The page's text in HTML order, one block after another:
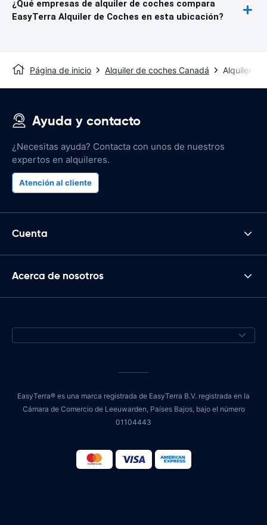
¿Qué empresas de alquiler de coches compara
EasyTerra Alquiler de Coches en esta ubicación?
Página de inicio Alquiler de coches Canadá Alquiler de
Ayuda y contacto
¿Necesitas ayuda? Contacta con unos de nuestros
expertos en alquileres.
Atención al cliente
Cuenta
Acerca de nosotros
EasyTerra® es una marca registrada de EasyTerra B.V. registrada en la
Cámara de Comercio de Leeuwarden, Países Bajos, bajo el número
01104443